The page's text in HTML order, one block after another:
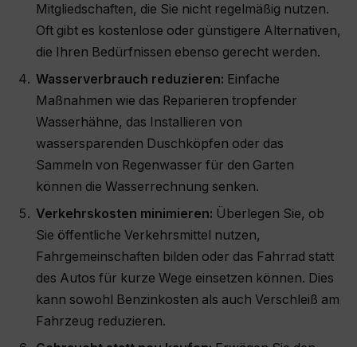
Mitgliedschaften, die Sie nicht regelmäßig nutzen.
Oft gibt es kostenlose oder günstigere Alternativen,
die Ihren Bedürfnissen ebenso gerecht werden.
Wasserverbrauch reduzieren: Einfache
Maßnahmen wie das Reparieren tropfender
Wasserhähne, das Installieren von
wassersparenden Duschköpfen oder das
Sammeln von Regenwasser für den Garten
können die Wasserrechnung senken.
Verkehrskosten minimieren: Überlegen Sie, ob
Sie öffentliche Verkehrsmittel nutzen,
Fahrgemeinschaften bilden oder das Fahrrad statt
des Autos für kurze Wege einsetzen können. Dies
kann sowohl Benzinkosten als auch Verschleiß am
Fahrzeug reduzieren.